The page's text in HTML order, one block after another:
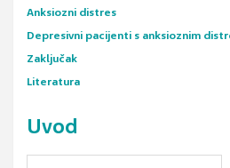
Anksiozni distres
Depresivni pacijenti s anksioznim
Zaključak
Literatura
Uvod